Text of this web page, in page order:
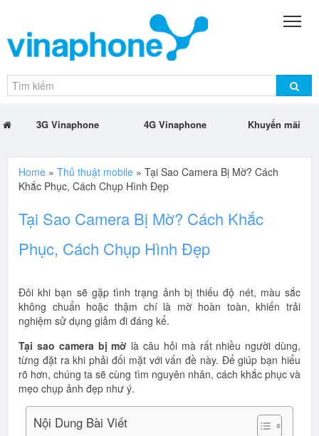
3G Vinaphone 4G Vinaphone Khuyến mãi
Home » Thủ thuật mobile » Tại Sao Camera Bị Mờ? Cách
Khắc Phục, Cách Chụp Hình Đẹp
Tại Sao Camera Bị Mờ? Cách Khắc
Phục, Cách Chụp Hình Đẹp
Đôi khi bạn sẽ gặp tình trạng ảnh bị thiếu độ nét, màu sắc
không chuẩn hoặc thậm chí là mờ hoàn toàn, khiến trải
nghiệm sử dụng giảm đi đáng kể.
Tại sao camera bị mờ là câu hỏi mà rất nhiều người dùng,
từng đặt ra khi phải đối mặt với vấn đề này. Để giúp bạn hiểu
rõ hơn, chúng ta sẽ cùng tìm nguyên nhân, cách khắc phục và
mẹo chụp ảnh đẹp như ý.
Nội Dung Bài Viết